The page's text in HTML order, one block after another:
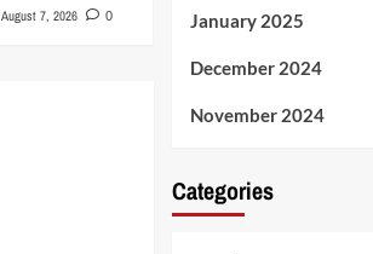
August 7, 2026 0 January 2025
December 2024
November 2024
Categories